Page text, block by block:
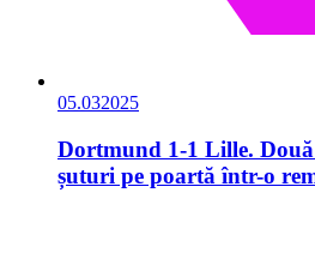
05.032025
Dortmund 1-1 Lille.
șuturi pe poartă într-o